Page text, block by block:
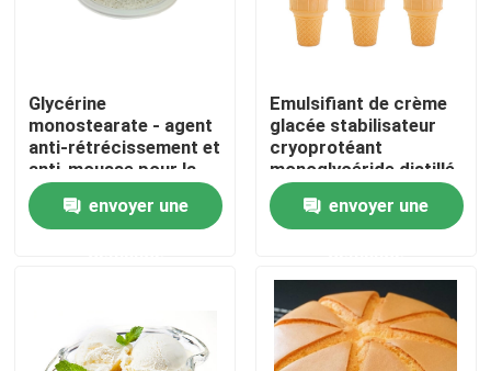
Maison
Produits
Glycérine
monostearate - agent
anti-rétrécissement et
anti-mousse pour la
mousse EPE
envoyer une
Emulsifiant de crème
glacée stabilisateur
cryoprotéant
monoglycéride distillé
E471 usine de Chine
envoyer une